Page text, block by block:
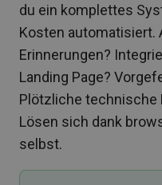
du ein komplettes
Kosten automatisiert.
Erinnerungen?
Landing Page?
Plötzliche technische
Lösen sich dank
selbst.